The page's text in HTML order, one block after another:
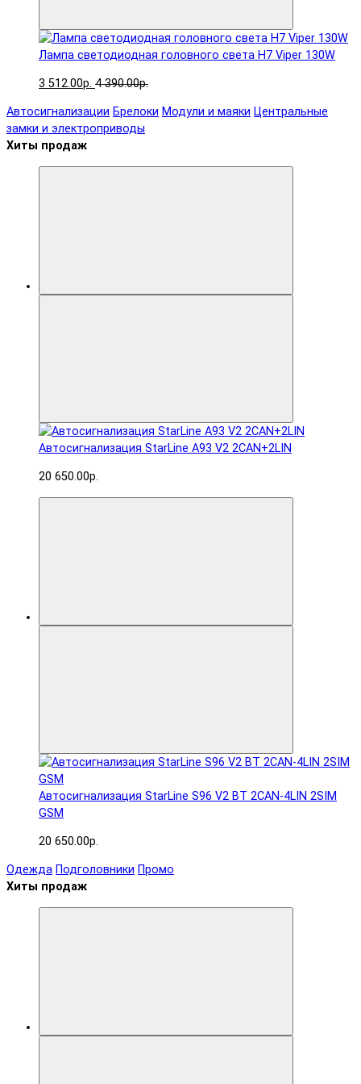
Лампа светодиодная головного света H7 Viper 130W
3 512.00р. 4 390.00р.
Автосигнализации Брелоки Модули и маяки Центральные
замки и электроприводы
Хиты продаж
Автосигнализация StarLine A93 V2 2CAN+2LIN
20 650.00р.
Автосигнализация StarLine S96 V2 BT 2CAN-4LIN 2SIM
GSM
20 650.00р.
Одежда Подголовники Промо
Хиты продаж